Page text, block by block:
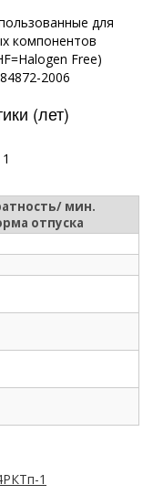
для
компонентов
Free)
2006
(лет)
мин.
отпуска
1